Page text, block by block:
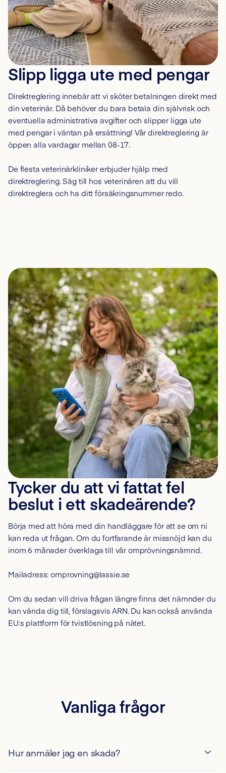
Slipp ligga ute med pengar
Direktreglering innebär att vi sköter betalningen direkt med
din veterinär. Då behöver du bara betala din självrisk och
eventuella administrativa avgifter och slipper ligga ute
med pengar i väntan på ersättning! Vår direktreglering är
öppen alla vardagar mellan 08-17.
De flesta veterinärkliniker erbjuder hjälp med
direktreglering. Säg till hos veterinären att du vill
direktreglera och ha ditt försäkringsnummer redo.
Tycker du att vi fattat fel
beslut i ett skadeärende?
Börja med att höra med din handläggare för att se om ni
kan reda ut frågan. Om du fortfarande är missnöjd kan du
inom 6 månader överklaga till vår omprövningsnämnd.
Mailadress: omprovning@lassie.se
Om du sedan vill driva frågan längre finns det nämnder du
kan vända dig till, förslagsvis ARN. Du kan också använda
EU:s plattform för tvistlösning på nätet.
Vanliga frågor
Hur anmäler jag en skada?